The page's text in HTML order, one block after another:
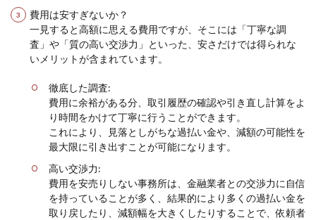
費用は安すぎないか？
一見すると高額に思える費用ですが、そこには「丁寧な調
査」や「質の高い交渉力」といった、安さだけでは得られな
いメリットが含まれています。
徹底した調査:
費用に余裕がある分、取引履歴の確認や引き直し計算をよ
り時間をかけて丁寧に行うことができます。
これにより、見落としがちな過払い金や、減額の可能性を
最大限に引き出すことが可能になります。
高い交渉力:
費用を安売りしない事務所は、金融業者との交渉力に自信
を持っていることが多く、結果的により多くの過払い金を
取り戻したり、減額幅を大きくしたりすることで、依頼者